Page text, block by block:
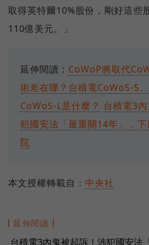
取得英特爾10%股份，剛好這些
110億美元。」
延伸閱讀： CoWoP將取代
術差在哪？台積電CoWoS-S、
CoWoS-L是什麼？ 台積電3
犯國安法「最重關14年」，
院
本文授權轉載自： 中央社
延伸閱讀
台積電3內鬼被起訴！涉犯國安法